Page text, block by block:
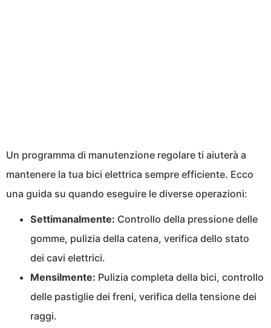
Un programma di manutenzione regolare ti aiuterà a
mantenere la tua bici elettrica sempre efficiente. Ecco
una guida su quando eseguire le diverse operazioni:
Settimanalmente: Controllo della pressione delle
gomme, pulizia della catena, verifica dello stato
dei cavi elettrici.
Mensilmente: Pulizia completa della bici, controllo
delle pastiglie dei freni, verifica della tensione dei
raggi.